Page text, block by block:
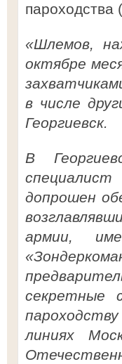
пароходства
«Шлемов,
октябре
в числе
Георгиевск.
В
допрошен
армии,
секретные
линиях